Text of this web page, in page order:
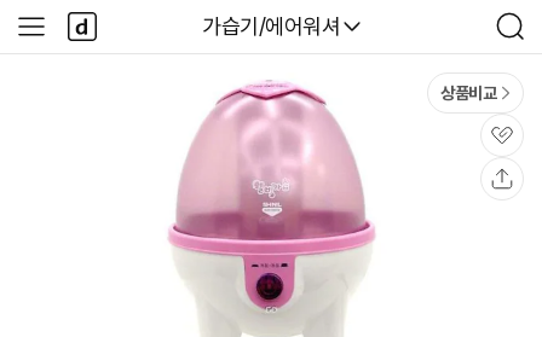
다나와
가습기/에어워셔
검
색
사
이
다
나
와
상품비교
관
심